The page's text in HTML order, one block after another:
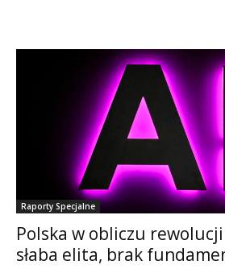
Raporty Specjalne
Polska w obliczu
słaba elita, brak